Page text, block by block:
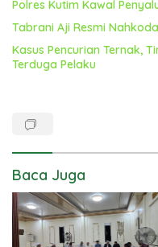
Polres Kutim Kawal
Tabrani Aji Resmi
Kasus Pencurian Ternak,
Terduga Pelaku
Baca Juga